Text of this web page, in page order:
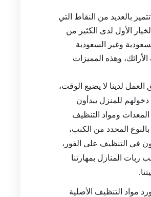
بالعديد من النقاط التي
الأول لدى الكثير من
وغير السعودية
وهذه المميزات
العمل لدينا لا يضيع الوقت،
للمنزل يبدأون
ومواد التنظيف
بالنوع المحدد من الكنب،
في التنظيف على الفور،
ربات المنازل بمهارتنا
مواد التنظيف الأصلية